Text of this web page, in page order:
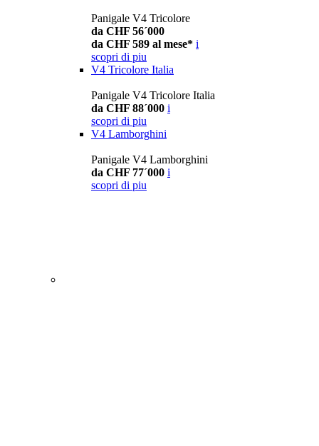
Panigale V4 Tricolore
da CHF 56´000
da CHF 589 al mese* i
scopri di piu
V4 Tricolore Italia
Panigale V4 Tricolore Italia
da CHF 88´000 i
scopri di piu
V4 Lamborghini
Panigale V4 Lamborghini
da CHF 77´000 i
scopri di piu